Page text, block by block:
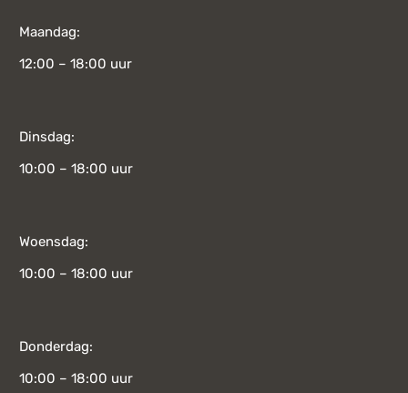
Maandag:
12:00 – 18:00 uur
Dinsdag:
10:00 – 18:00 uur
Woensdag:
10:00 – 18:00 uur
Donderdag:
10:00 – 18:00 uur